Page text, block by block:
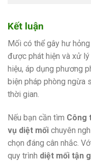
Kết luận
Mối có thể gây hư
được phát hiện và xử
hiệu, áp dụng phương
biện pháp phòng ngừa
thời gian.
Nếu bạn cần tìm Công
vụ diệt mối chuyên
chọn đáng cân nhắc.
quy trình diệt mối tận